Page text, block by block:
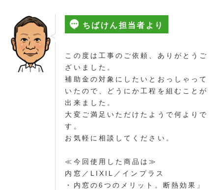
ちばけん担当者より
この度は工事のご依頼、ありがとうご
ざいました。
補助金の対象にしたいとおっしゃって
いたので、どうにか工程を組むことが
出来ました。
大変ご満足いただけたようで何よりで
す。
お気軽に相談してください。
≪今回使用した商品は≫
内窓／LIXIL／インプラス
・内窓の6つのメリット。断熱効果」